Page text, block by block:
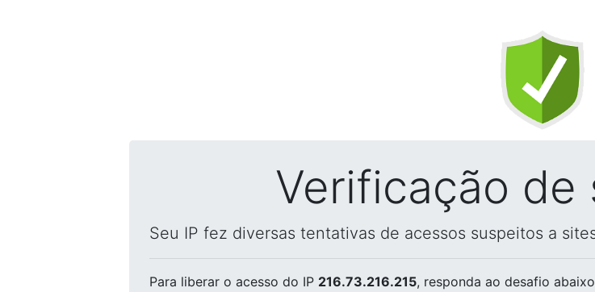
Verificação de
Seu IP fez diversas tentativas de acessos suspeitos a
Para liberar o acesso do IP 216.73.216.215, responda ao desafio